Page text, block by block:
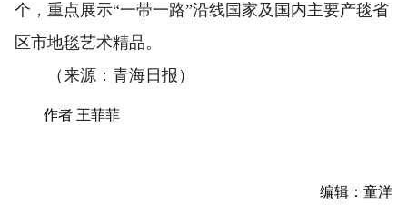
个，重点展示‌“一带一路”沿线国家‌及国内主要产毯省
区市‌地毯艺术精品。
（来源：青海日报）
作者 王菲菲
编辑：童洋